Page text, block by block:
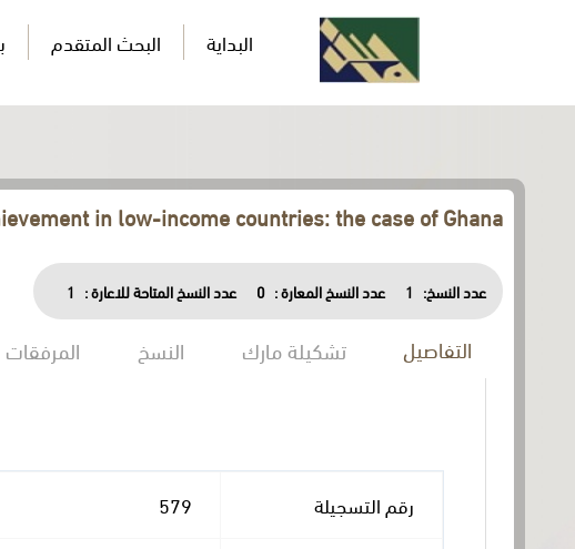
البداية البحث المتقدم
in low-income countries: the case of Ghana
عدد النسخ: 1 عدد النسخ المعارة : 0 عدد النسخ المتاحة للاعارة : 1
التفاصيل تشكيلة مارك النسخ المرفقات
رقم التسجيلة 579